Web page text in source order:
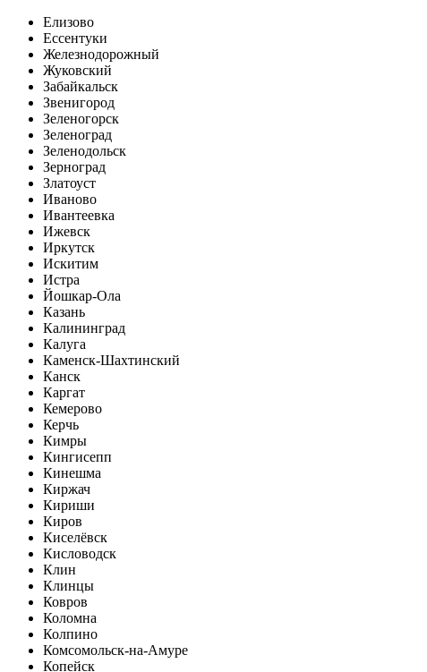
Елизово
Ессентуки
Железнодорожный
Жуковский
Забайкальск
Звенигород
Зеленогорск
Зеленоград
Зеленодольск
Зерноград
Златоуст
Иваново
Ивантеевка
Ижевск
Иркутск
Искитим
Истра
Йошкар-Ола
Казань
Калининград
Калуга
Каменск-Шахтинский
Канск
Каргат
Кемерово
Керчь
Кимры
Кингисепп
Кинешма
Киржач
Кириши
Киров
Киселёвск
Кисловодск
Клин
Клинцы
Ковров
Коломна
Колпино
Комсомольск-на-Амуре
Копейск